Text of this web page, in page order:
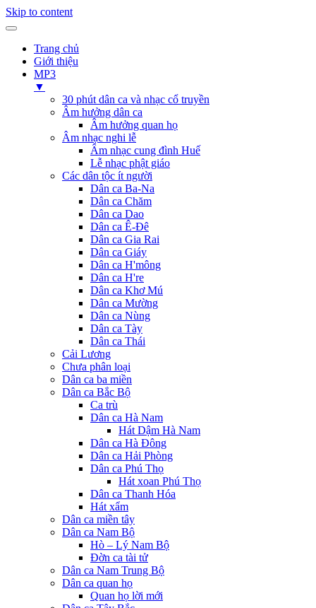
Skip to content
Trang chủ
Giới thiệu
MP3
▼
30 phút dân ca và nhạc cổ truyền
Âm hưởng dân ca
Âm hưởng quan họ
Âm nhạc nghi lễ
Âm nhạc cung đình Huế
Lễ nhạc phật giáo
Các dân tộc ít người
Dân ca Ba-Na
Dân ca Chăm
Dân ca Dao
Dân ca Ê-Đê
Dân ca Gia Rai
Dân ca Giáy
Dân ca H'mông
Dân ca H're
Dân ca Khơ Mú
Dân ca Mường
Dân ca Nùng
Dân ca Tày
Dân ca Thái
Cải Lương
Chưa phân loại
Dân ca ba miền
Dân ca Bắc Bộ
Ca trù
Dân ca Hà Nam
Hát Dậm Hà Nam
Dân ca Hà Đông
Dân ca Hải Phòng
Dân ca Phú Thọ
Hát xoan Phú Thọ
Dân ca Thanh Hóa
Hát xẩm
Dân ca miền tây
Dân ca Nam Bộ
Hò – Lý Nam Bộ
Đờn ca tài tử
Dân ca Nam Trung Bộ
Dân ca quan họ
Quan họ lời mới